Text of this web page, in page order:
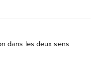
dans les deux sens